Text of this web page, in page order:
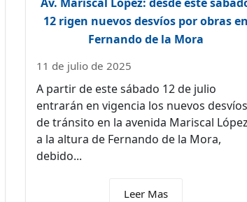
Av. Mariscal López: desde este
12 rigen nuevos desvíos por obras en
Fernando de la Mora
11 de julio de 2025
A partir de este sábado 12 de julio
entrarán en vigencia los nuevos desvíos
de tránsito en la avenida Mariscal
a la altura de Fernando de la Mora,
debido...
Leer Mas